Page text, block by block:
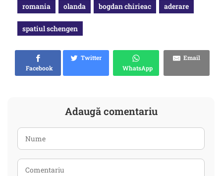
romania olanda bogdan chirieac aderare
spatiul schengen
Facebook
Twitter
WhatsApp
Email
Adaugă comentariu